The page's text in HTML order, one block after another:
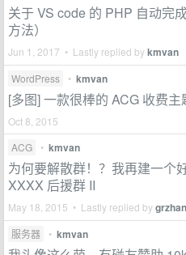
关于 VS code 的 PHP 自动完
方法）
Jun 1, 2017 • Lastly replied bykmvan
WordPress • kmvan
[多图] 一款很棒的 ACG 收费主
Oct 8, 2015
ACG
• kmvan
为何要解散群！？我再建一个
XXXX 后援群 II
May 18, 2015 • Lastly replied bygrzhan
服务器 • kmvan